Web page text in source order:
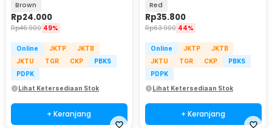
Brown
Rp24.000
Rp46.900 49%
Online JKTP
JKTB
JKTU
TGR CKP
PBKS
PDPK
Lihat Ketersediaan Stok
+ Keranjang
Red
Rp35.800
Rp63.900 44%
Online JKTP
JKTB
JKTU
TGR CKP
PBKS
PDPK
Lihat Ketersediaan Stok
+ Keranjang